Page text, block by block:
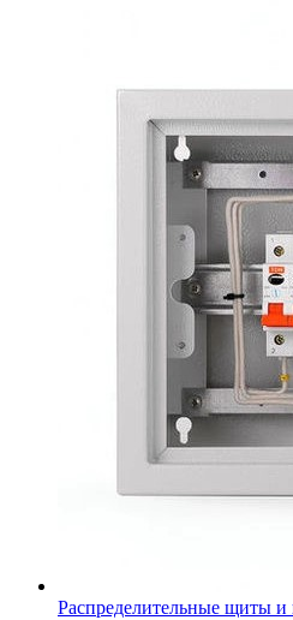
Распределительные щиты